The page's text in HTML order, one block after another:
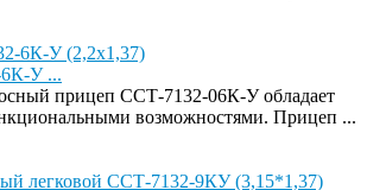
У ...
прицеп ССТ-7132-06К-У обладает
возможностями. Прицеп ...